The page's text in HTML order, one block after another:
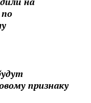
признаку